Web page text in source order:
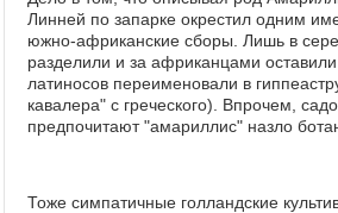
Линней по запарке окрестил одним
южно-африканские сборы. Лишь в
разделили и за африканцами
латиносов переименовали в
кавалера" с греческого). Впрочем,
предпочитают "амариллис" назло
Тоже симпатичные голландские